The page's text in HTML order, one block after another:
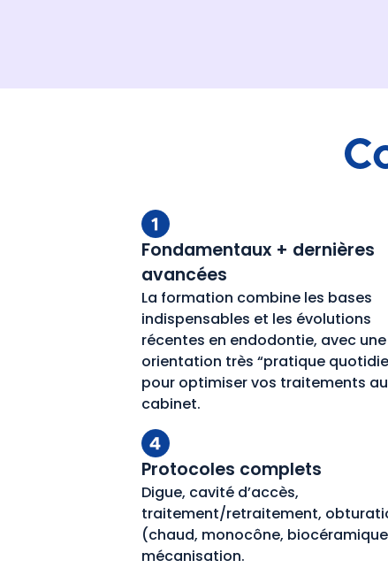
Fondamentaux + dernières
avancées
La formation combine les bases
indispensables et les évolutions
récentes en endodontie, avec une
orientation très “pratique
pour optimiser vos traitements au
cabinet.
Protocoles complets
Digue, cavité d’accès,
traitement/retraitement,
(chaud, monocône,
mécanisation.